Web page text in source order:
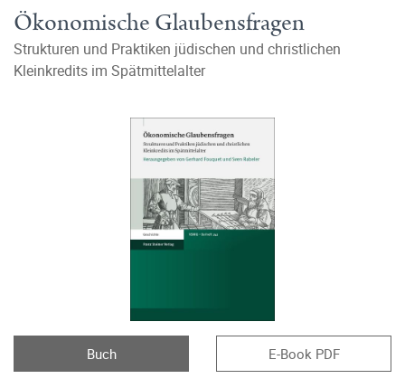
Ökonomische Glaubensfragen
Strukturen und Praktiken jüdischen und christlichen
Kleinkredits im Spätmittelalter
Buch E-Book PDF